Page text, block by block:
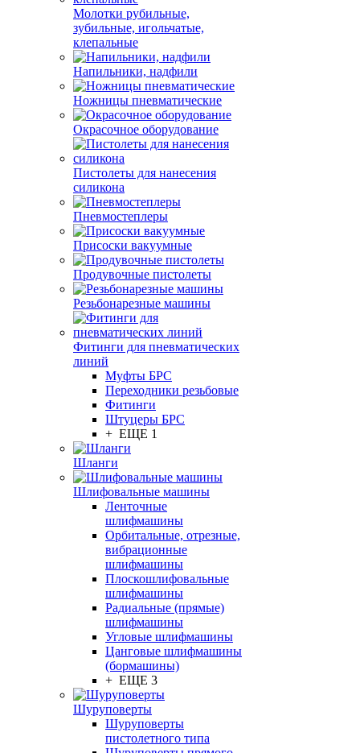
Молотки рубильные,
зубильные, игольчатые,
клепальные
Напильники, надфили
Ножницы пневматические
Окрасочное оборудование
Пистолеты для нанесения
силикона
Пневмостеплеры
Присоски вакуумные
Продувочные пистолеты
Резьбонарезные машины
Фитинги для пневматических
линий
Муфты БРС
Переходники резьбовые
Фитинги
Штуцеры БРС
+ ЕЩЕ 1
Шланги
Шлифовальные машины
Ленточные
шлифмашины
Орбитальные, отрезные,
вибрационные
шлифмашины
Плоскошлифовальные
шлифмашины
Радиальные (прямые)
шлифмашины
Угловые шлифмашины
Цанговые шлифмашины
(бормашины)
+ ЕЩЕ 3
Шуруповерты
Шуруповерты
пистолетного типа